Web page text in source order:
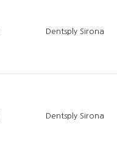
Dentsply Sirona
Dentsply Sirona